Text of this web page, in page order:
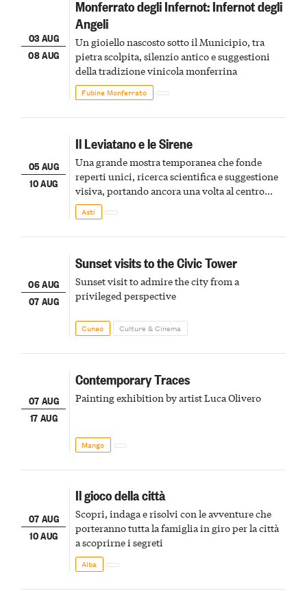
03 AUG
08 AUG
Monferrato degli Infernot: Infernot degli
Angeli
Un gioiello nascosto sotto il Municipio, tra
pietra scolpita, silenzio antico e suggestioni
della tradizione vinicola monferrina
Fubine Monferrato
05 AUG
10 AUG
Il Leviatano e le Sirene
Una grande mostra temporanea che fonde
reperti unici, ricerca scientifica e suggestione
visiva, portando ancora una volta al centro
della scena le meraviglie del passato astigiano
Asti
06 AUG
07 AUG
Sunset visits to the Civic Tower
Sunset visit to admire the city from a
privileged perspective
Cuneo Culture & Cinema
07 AUG
17 AUG
Contemporary Traces
Painting exhibition by artist Luca Olivero
Mango
07 AUG
10 AUG
Il gioco della città
Scopri, indaga e risolvi con le avventure che
porteranno tutta la famiglia in giro per la città
a scoprirne i segreti
Alba